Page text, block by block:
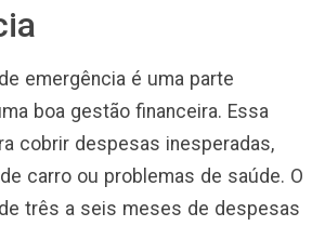
emergência é uma parte
boa gestão financeira. Essa
cobrir despesas inesperadas,
carro ou problemas de saúde. O
três a seis meses de despesas